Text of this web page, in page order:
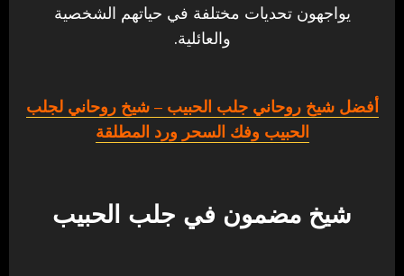
يواجهون تحديات مختلفة في حياتهم الشخصية
والعائلية.
أفضل شيخ روحاني جلب الحبيب – شيخ روحاني لجلب
الحبيب وفك السحر ورد المطلقة
شيخ مضمون في جلب الحبيب